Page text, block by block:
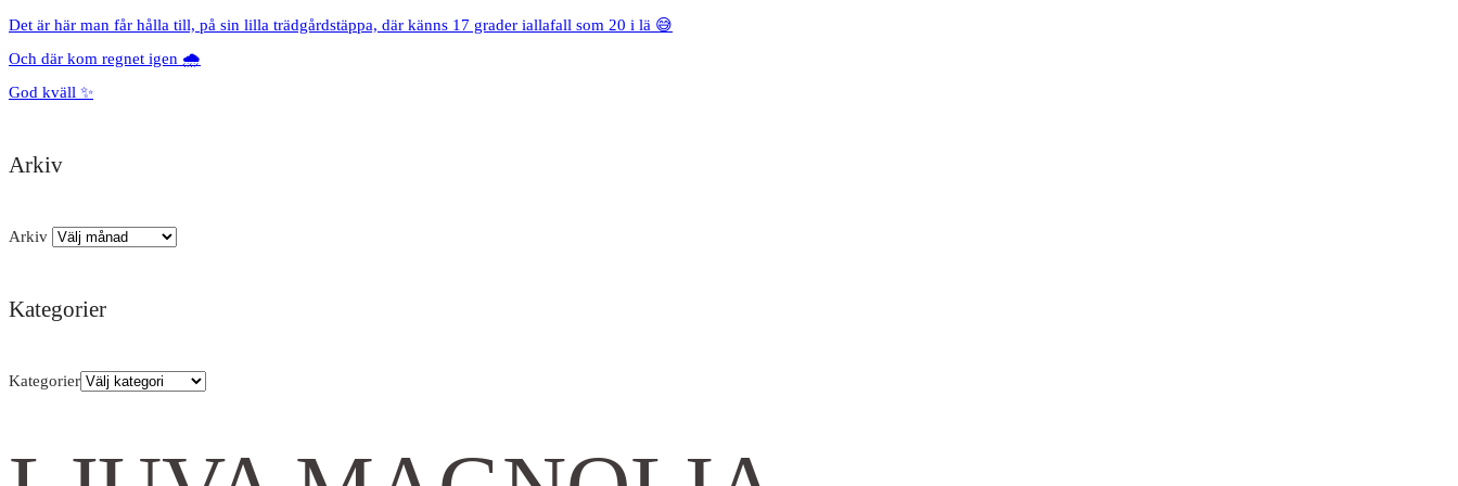
Det är här man får hålla till, på sin lilla trädgårdstäppa, där känns 17 grader iallafall som 20 i lä 😅
Och där kom regnet igen 🌧️
God kväll ✨
Arkiv
Arkiv
Kategorier
Kategorier